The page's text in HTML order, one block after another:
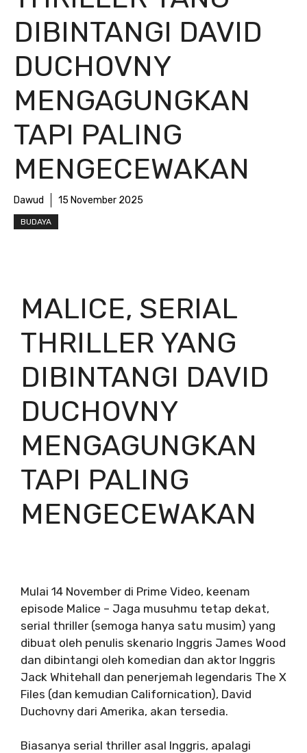
DIBINTANGI DAVID
DUCHOVNY
MENGAGUNGKAN
TAPI PALING
MENGECEWAKAN
Dawud 15 November 2025
BUDAYA
MALICE, SERIAL
THRILLER YANG
DIBINTANGI DAVID
DUCHOVNY
MENGAGUNGKAN
TAPI PALING
MENGECEWAKAN
Mulai 14 November di Prime Video, keenam
episode Malice – Jaga musuhmu tetap dekat,
serial thriller (semoga hanya satu musim) yang
dibuat oleh penulis skenario Inggris James Wood
dan dibintangi oleh komedian dan aktor Inggris
Jack Whitehall dan penerjemah legendaris The X
Files (dan kemudian Californication), David
Duchovny dari Amerika, akan tersedia.
Biasanya serial thriller asal Inggris, apalagi